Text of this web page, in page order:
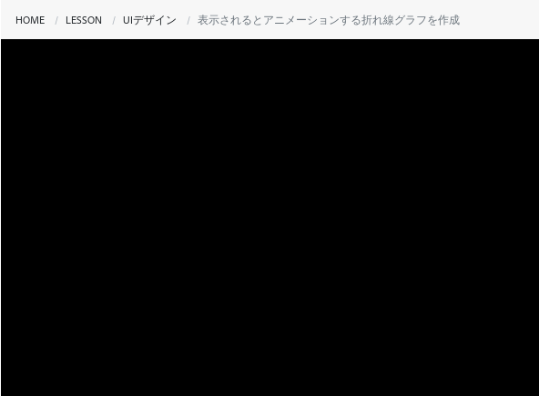
HOME LESSON UIデザイン 表示されるとアニメーションする折れ線グラフを作成